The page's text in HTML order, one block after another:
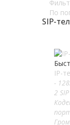
По
SIP-
IP-
-
2